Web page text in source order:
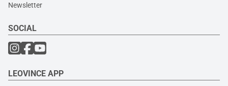
Newsletter
SOCIAL
LEOVINCE APP